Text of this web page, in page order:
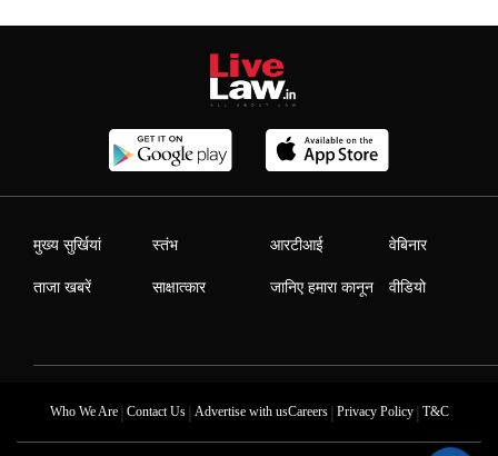
मुख्य सुर्खियां
ताजा खबरें
स्तंभ
साक्षात्कार
आरटीआई
जानिए हमारा कानून
वेबिनार
वीडियो
Who We Are| Contact Us| Advertise with usCareers| Privacy Policy| T&C